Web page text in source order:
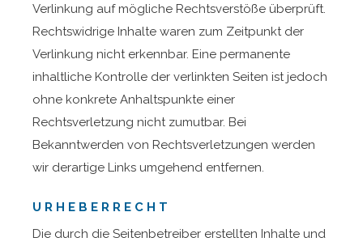
Verlinkung auf mögliche Rechtsverstöße überprüft.
Rechtswidrige Inhalte waren zum Zeitpunkt der
Verlinkung nicht erkennbar. Eine permanente
inhaltliche Kontrolle der verlinkten Seiten ist jedoch
ohne konkrete Anhaltspunkte einer
Rechtsverletzung nicht zumutbar. Bei
Bekanntwerden von Rechtsverletzungen werden
wir derartige Links umgehend entfernen.
URHEBERRECHT
Die durch die Seitenbetreiber erstellten Inhalte und